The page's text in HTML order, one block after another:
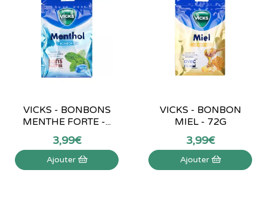
VICKS - BONBONS
MENTHE FORTE -...
3,99€
Ajouter
VICKS - BONBON
MIEL - 72G
3,99€
Ajouter